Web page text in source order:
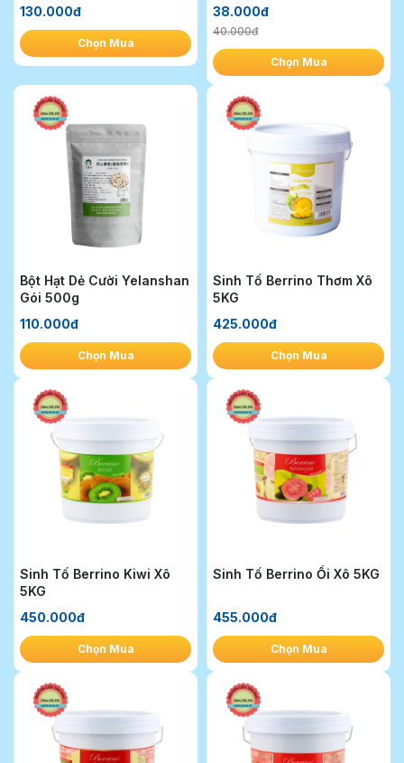
130.000đ
Chọn Mua
38.000đ
40.000đ
Chọn Mua
Bột Hạt Dẻ Cười Yelanshan
Gói 500g
110.000đ
Chọn Mua
Sinh Tố Berrino Thơm Xô
5KG
425.000đ
Chọn Mua
Sinh Tố Berrino Kiwi Xô
5KG
450.000đ
Chọn Mua
Sinh Tố Berrino Ổi Xô 5KG
455.000đ
Chọn Mua